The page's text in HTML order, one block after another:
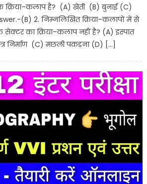
है? (A) खेती (B) बुनाई (C)
(B) 2. निम्नलिखित क्रिया–कलापों में से
सेक्टर का क्रिया–कलाप नहीं है? (A) इस्पात
निर्माण (C) मछली पकड़ना (D) […]